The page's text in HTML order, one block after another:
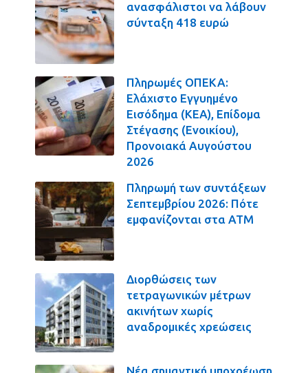
ανασφάλιστοι να λάβουν
σύνταξη 418 ευρώ
Πληρωμές ΟΠΕΚΑ:
Ελάχιστο Εγγυημένο
Εισόδημα (ΚΕΑ), Επίδομα
Στέγασης (Ενοικίου),
Προνοιακά Αυγούστου
2026
Πληρωμή των συντάξεων
Σεπτεμβρίου 2026: Πότε
εμφανίζονται στα ΑΤΜ
Διορθώσεις των
τετραγωνικών μέτρων
ακινήτων χωρίς
αναδρομικές χρεώσεις
Νέα σημαντική υποχρέωση